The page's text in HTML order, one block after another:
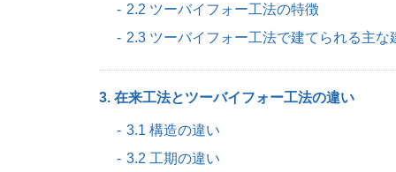
2.2 ツーバイフォー工法の特徴
2.3 ツーバイフォー工法で建てられる主な
3. 在来工法とツーバイフォー工法の違い
3.1 構造の違い
3.2 工期の違い